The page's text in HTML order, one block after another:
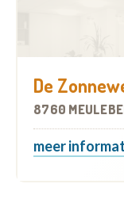
De
8760
meer